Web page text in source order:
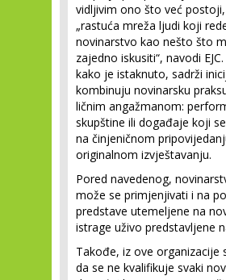
vidljivim ono što već
„rastuća mreža ljudi koji
novinarstvo kao nešto što
zajedno iskusiti“, navodi
kako je istaknuto, sadrži
kombinuju novinarsku
ličnim angažmanom:
skupštine ili događaje koji
na činjeničnom
originalnom izvještavanju.
Pored navedenog,
može se primjenjivati i na
predstave utemeljene na
istrage uživo predstavljene
Takođe, iz ove organizacije
da se ne kvalifikuje svaki